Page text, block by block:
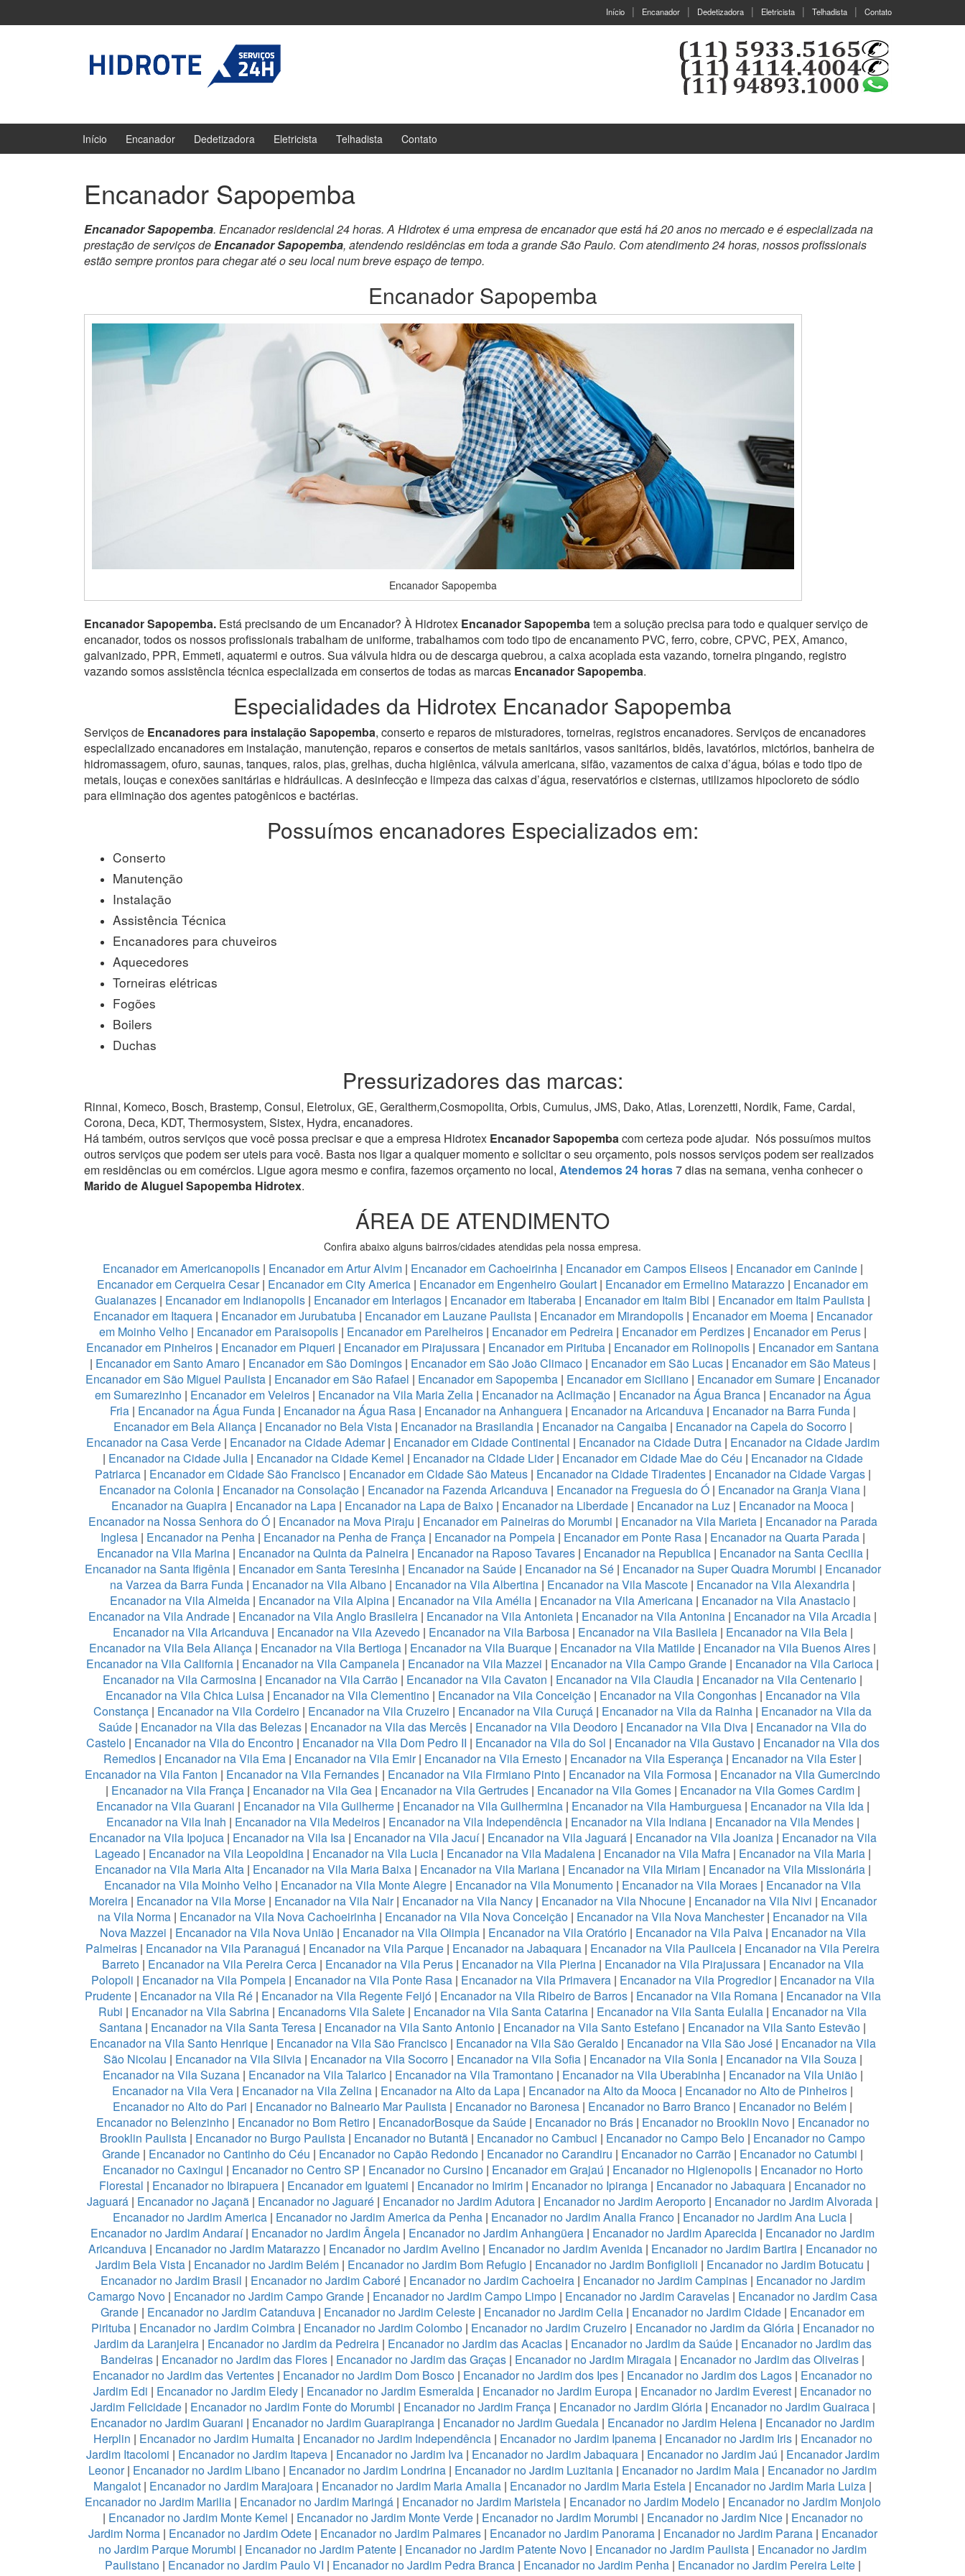
Início Encanador Dedetizadora Eletricista Telhadista Contato
Início Encanador Dedetizadora Eletricista Telhadista Contato
Encanador Sapopemba
Encanador Sapopemba. Encanador residencial 24 horas. A Hidrotex é uma empresa de encanador que está há 20 anos no mercado e é especializada na
prestação de serviços deEncanador Sapopemba, atendendo residências em toda a grande São Paulo. Com atendimento 24 horas, nossos profissionais
estão sempre prontos para chegar até o seu local num breve espaço de tempo.
Encanador Sapopemba
Encanador Sapopemba
Encanador Sapopemba. Está precisando de um Encanador? À Hidrotex Encanador Sapopembatem a solução precisa para todo e qualquer serviço de
encanador, todos os nossos profissionais trabalham de uniforme, trabalhamos com todo tipo de encanamento PVC, ferro, cobre, CPVC, PEX, Amanco,
galvanizado, PPR, Emmeti, aquatermi e outros. Sua válvula hidra ou de descarga quebrou, a caixa acoplada esta vazando, torneira pingando, registro
vazando somos assistência técnica especializada em consertos de todas as marcas Encanador Sapopemba.
Especialidades da Hidrotex Encanador Sapopemba
Serviços de Encanadores para instalação Sapopemba, conserto e reparos de misturadores, torneiras, registros encanadores. Serviços de encanadores
especializado encanadores em instalação, manutenção, reparos e consertos de metais sanitários, vasos sanitários, bidês, lavatórios, mictórios, banheira de
hidromassagem, ofuro, saunas, tanques, ralos, pias, grelhas, ducha higiênica, válvula americana, sifão, vazamentos de caixa d’água, bóias e todo tipo de
metais, louças e conexões sanitárias e hidráulicas. A desinfecção e limpeza das caixas d’água, reservatórios e cisternas, utilizamos hipocloreto de sódio
para eliminação dos agentes patogênicos e bactérias.
Possuímos encanadores Especializados em:
Conserto
Manutenção
Instalação
Assistência Técnica
Encanadores para chuveiros
Aquecedores
Torneiras elétricas
Fogões
Boilers
Duchas
Pressurizadores das marcas:
Rinnai, Komeco, Bosch, Brastemp, Consul, Eletrolux, GE, Geraltherm,Cosmopolita, Orbis, Cumulus, JMS, Dako, Atlas, Lorenzetti, Nordik, Fame, Cardal,
Corona, Deca, KDT, Thermosystem, Sistex, Hydra, encanadores.
Há também, outros serviços que você possa precisar e que a empresa Hidrotex Encanador Sapopembacom certeza pode ajudar. Nós possuímos muitos
outros serviços que podem ser uteis para você. Basta nos ligar a qualquer momento e solicitar o seu orçamento, pois nossos serviços podem ser realizados
em residências ou em comércios. Ligue agora mesmo e confira, fazemos orçamento no local, Atendemos 24 horas7 dias na semana, venha conhecer o
Marido de Aluguel Sapopemba Hidrotex.
ÁREA DE ATENDIMENTO
Confira abaixo alguns bairros/cidades atendidas pela nossa empresa.
Encanador em Americanopolis | Encanador em Artur Alvim | Encanador em Cachoeirinha| Encanador em Campos Eliseos | Encanador em Caninde|
Encanador em Cerqueira Cesar| Encanador em City America | Encanador em Engenheiro Goulart | Encanador em Ermelino Matarazzo | Encanador em
Guaianazes | Encanador em Indianopolis | Encanador em Interlagos | Encanador em Itaberaba | Encanador em Itaim Bibi | Encanador em Itaim Paulista |
Encanador em Itaquera| Encanador em Jurubatuba| Encanador em Lauzane Paulista | Encanador em Mirandopolis| Encanador em Moema| Encanador
em Moinho Velho | Encanador em Paraisopolis| Encanador em Parelheiros| Encanador em Pedreira| Encanador em Perdizes| Encanador em Perus|
Encanador em Pinheiros | Encanador em Piqueri | Encanador em Pirajussara | Encanador em Pirituba | Encanador em Rolinopolis | Encanador em Santana
| Encanador em Santo Amaro| Encanador em São Domingos| Encanador em São João Climaco| Encanador em São Lucas| Encanador em São Mateus |
Encanador em São Miguel Paulista | Encanador em São Rafael | Encanador em Sapopemba | Encanador em Siciliano | Encanador em Sumare | Encanador
em Sumarezinho| Encanador em Veleiros| Encanador na Vila Maria Zelia| Encanador na Aclimação| Encanador na Água Branca| Encanador na Água
Fria| Encanador na Água Funda| Encanador na Água Rasa | Encanador na Anhanguera| Encanador na Aricanduva| Encanador na Barra Funda |
Encanador em Bela Aliança | Encanador no Bela Vista| Encanador na Brasilandia| Encanador na Cangaiba| Encanador na Capela do Socorro |
Encanador na Casa Verde| Encanador na Cidade Ademar| Encanador em Cidade Continental | Encanador na Cidade Dutra | Encanador na Cidade Jardim
| Encanador na Cidade Julia | Encanador na Cidade Kemel | Encanador na Cidade Lider| Encanador em Cidade Mae do Céu | Encanador na Cidade
Patriarca| Encanador em Cidade São Francisco | Encanador em Cidade São Mateus| Encanador na Cidade Tiradentes| Encanador na Cidade Vargas |
Encanador na Colonia | Encanador na Consolação | Encanador na Fazenda Aricanduva | Encanador na Freguesia do Ó | Encanador na Granja Viana |
Encanador na Guapira | Encanador na Lapa | Encanador na Lapa de Baixo | Encanador na Liberdade | Encanador na Luz | Encanador na Mooca |
Encanador na Nossa Senhora do Ó| Encanador na Mova Piraju | Encanador em Paineiras do Morumbi | Encanador na Vila Marieta| Encanador na Parada
Inglesa | Encanador na Penha| Encanador na Penha de França | Encanador na Pompeia| Encanador em Ponte Rasa| Encanador na Quarta Parada|
Encanador na Vila Marina| Encanador na Quinta da Paineira| Encanador na Raposo Tavares| Encanador na Republica| Encanador na Santa Cecilia|
Encanador na Santa Ifigênia | Encanador em Santa Teresinha| Encanador na Saúde| Encanador na Sé| Encanador na Super Quadra Morumbi | Encanador
na Varzea da Barra Funda | Encanador na Vila Albano | Encanador na Vila Albertina | Encanador na Vila Mascote | Encanador na Vila Alexandria |
Encanador na Vila Almeida | Encanador na Vila Alpina | Encanador na Vila Amélia | Encanador na Vila Americana| Encanador na Vila Anastacio|
Encanador na Vila Andrade | Encanador na Vila Anglo Brasileira | Encanador na Vila Antonieta | Encanador na Vila Antonina | Encanador na Vila Arcadia |
Encanador na Vila Aricanduva| Encanador na Vila Azevedo| Encanador na Vila Barbosa| Encanador na Vila Basileia| Encanador na Vila Bela|
Encanador na Vila Bela Aliança | Encanador na Vila Bertioga | Encanador na Vila Buarque | Encanador na Vila Matilde | Encanador na Vila Buenos Aires |
Encanador na Vila California | Encanador na Vila Campanela | Encanador na Vila Mazzei | Encanador na Vila Campo Grande | Encanador na Vila Carioca |
Encanador na Vila Carmosina | Encanador na Vila Carrão | Encanador na Vila Cavaton | Encanador na Vila Claudia | Encanador na Vila Centenario |
Encanador na Vila Chica Luisa | Encanador na Vila Clementino| Encanador na Vila Conceição| Encanador na Vila Congonhas| Encanador na Vila
Constança | Encanador na Vila Cordeiro | Encanador na Vila Cruzeiro | Encanador na Vila Curuçá | Encanador na Vila da Rainha | Encanador na Vila da
Saúde | Encanador na Vila das Belezas | Encanador na Vila das Mercês | Encanador na Vila Deodoro | Encanador na Vila Diva | Encanador na Vila do
Castelo| Encanador na Vila do Encontro| Encanador na Vila Dom Pedro II | Encanador na Vila do Sol | Encanador na Vila Gustavo| Encanador na Vila dos
Remedios | Encanador na Vila Ema | Encanador na Vila Emir| Encanador na Vila Ernesto | Encanador na Vila Esperança | Encanador na Vila Ester|
Encanador na Vila Fanton | Encanador na Vila Fernandes | Encanador na Vila Firmiano Pinto | Encanador na Vila Formosa | Encanador na Vila Gumercindo
| Encanador na Vila França| Encanador na Vila Gea| Encanador na Vila Gertrudes| Encanador na Vila Gomes| Encanador na Vila Gomes Cardim|
Encanador na Vila Guarani | Encanador na Vila Guilherme| Encanador na Vila Guilhermina| Encanador na Vila Hamburguesa| Encanador na Vila Ida|
Encanador na Vila Inah | Encanador na Vila Medeiros| Encanador na Vila Independência| Encanador na Vila Indiana| Encanador na Vila Mendes|
Encanador na Vila Ipojuca| Encanador na Vila Isa| Encanador na Vila Jacuí| Encanador na Vila Jaguará| Encanador na Vila Joaniza| Encanador na Vila
Lageado| Encanador na Vila Leopoldina| Encanador na Vila Lucia| Encanador na Vila Madalena| Encanador na Vila Mafra | Encanador na Vila Maria|
Encanador na Vila Maria Alta| Encanador na Vila Maria Baixa| Encanador na Vila Mariana| Encanador na Vila Miriam| Encanador na Vila Missionária|
Encanador na Vila Moinho Velho | Encanador na Vila Monte Alegre | Encanador na Vila Monumento | Encanador na Vila Moraes | Encanador na Vila
Moreira| Encanador na Vila Morse| Encanador na Vila Nair| Encanador na Vila Nancy| Encanador na Vila Nhocune| Encanador na Vila Nivi | Encanador
na Vila Norma | Encanador na Vila Nova Cachoeirinha | Encanador na Vila Nova Conceição | Encanador na Vila Nova Manchester| Encanador na Vila
Nova Mazzei | Encanador na Vila Nova União| Encanador na Vila Olimpia| Encanador na Vila Oratório| Encanador na Vila Paiva| Encanador na Vila
Palmeiras | Encanador na Vila Paranaguá | Encanador na Vila Parque | Encanador na Jabaquara | Encanador na Vila Pauliceia | Encanador na Vila Pereira
Barreto| Encanador na Vila Pereira Cerca| Encanador na Vila Perus| Encanador na Vila Pierina| Encanador na Vila Pirajussara| Encanador na Vila
Polopoli | Encanador na Vila Pompeia| Encanador na Vila Ponte Rasa| Encanador na Vila Primavera| Encanador na Vila Progredior| Encanador na Vila
Prudente| Encanador na Vila Ré| Encanador na Vila Regente Feijó| Encanador na Vila Ribeiro de Barros| Encanador na Vila Romana| Encanador na Vila
Rubi | Encanador na Vila Sabrina | Encanadorns Vila Salete | Encanador na Vila Santa Catarina | Encanador na Vila Santa Eulalia | Encanador na Vila
Santana | Encanador na Vila Santa Teresa | Encanador na Vila Santo Antonio | Encanador na Vila Santo Estefano | Encanador na Vila Santo Estevão |
Encanador na Vila Santo Henrique| Encanador na Vila São Francisco| Encanador na Vila São Geraldo| Encanador na Vila São José| Encanador na Vila
São Nicolau | Encanador na Vila Silvia| Encanador na Vila Socorro| Encanador na Vila Sofia| Encanador na Vila Sonia| Encanador na Vila Souza|
Encanador na Vila Suzana| Encanador na Vila Talarico| Encanador na Vila Tramontano| Encanador na Vila Uberabinha| Encanador na Vila União|
Encanador na Vila Vera | Encanador na Vila Zelina | Encanador na Alto da Lapa | Encanador na Alto da Mooca | Encanador no Alto de Pinheiros |
Encanador no Alto do Pari | Encanador no Balneario Mar Paulista | Encanador no Baronesa | Encanador no Barro Branco | Encanador no Belém |
Encanador no Belenzinho| Encanador no Bom Retiro| EncanadorBosque da Saúde| Encanador no Brás| Encanador no Brooklin Novo| Encanador no
Brooklin Paulista | Encanador no Burgo Paulista | Encanador no Butantã | Encanador no Cambuci | Encanador no Campo Belo | Encanador no Campo
Grande | Encanador no Cantinho do Céu | Encanador no Capão Redondo | Encanador no Carandiru | Encanador no Carrão | Encanador no Catumbi |
Encanador no Caxingui | Encanador no Centro SP | Encanador no Cursino| Encanador em Grajaú | Encanador no Higienopolis| Encanador no Horto
Florestal | Encanador no Ibirapuera | Encanador em Iguatemi | Encanador no Imirim | Encanador no Ipiranga | Encanador no Jabaquara | Encanador no
Jaguará | Encanador no Jaçanã | Encanador no Jaguaré | Encanador no Jardim Adutora | Encanador no Jardim Aeroporto | Encanador no Jardim Alvorada |
Encanador no Jardim America | Encanador no Jardim America da Penha | Encanador no Jardim Analia Franco | Encanador no Jardim Ana Lucia |
Encanador no Jardim Andaraí| Encanador no Jardim Ângela | Encanador no Jardim Anhangüera | Encanador no Jardim Aparecida | Encanador no Jardim
Aricanduva| Encanador no Jardim Matarazzo| Encanador no Jardim Avelino| Encanador no Jardim Avenida| Encanador no Jardim Bartira| Encanador no
Jardim Bela Vista | Encanador no Jardim Belém | Encanador no Jardim Bom Refugio | Encanador no Jardim Bonfiglioli | Encanador no Jardim Botucatu |
Encanador no Jardim Brasil | Encanador no Jardim Caboré| Encanador no Jardim Cachoeira| Encanador no Jardim Campinas| Encanador no Jardim
Camargo Novo | Encanador no Jardim Campo Grande | Encanador no Jardim Campo Limpo | Encanador no Jardim Caravelas | Encanador no Jardim Casa
Grande | Encanador no Jardim Catanduva | Encanador no Jardim Celeste | Encanador no Jardim Celia | Encanador no Jardim Cidade | Encanador em
Pirituba| Encanador no Jardim Coimbra| Encanador no Jardim Colombo| Encanador no Jardim Cruzeiro| Encanador no Jardim da Glória| Encanador no
Jardim da Laranjeira| Encanador no Jardim da Pedreira| Encanador no Jardim das Acacias| Encanador no Jardim da Saúde| Encanador no Jardim das
Bandeiras | Encanador no Jardim das Flores | Encanador no Jardim das Graças | Encanador no Jardim Miragaia | Encanador no Jardim das Oliveiras |
Encanador no Jardim das Vertentes | Encanador no Jardim Dom Bosco | Encanador no Jardim dos Ipes | Encanador no Jardim dos Lagos | Encanador no
Jardim Edi | Encanador no Jardim Eledy | Encanador no Jardim Esmeralda | Encanador no Jardim Europa | Encanador no Jardim Everest | Encanador no
Jardim Felicidade| Encanador no Jardim Fonte do Morumbi | Encanador no Jardim França| Encanador no Jardim Glória| Encanador no Jardim Guairaca|
Encanador no Jardim Guarani | Encanador no Jardim Guarapiranga | Encanador no Jardim Guedala | Encanador no Jardim Helena | Encanador no Jardim
Herplin | Encanador no Jardim Humaita| Encanador no Jardim Independência| Encanador no Jardim Ipanema| Encanador no Jardim Iris| Encanador no
Jardim Itacolomi | Encanador no Jardim Itapeva| Encanador no Jardim Iva| Encanador no Jardim Jabaquara| Encanador no Jardim Jaú | Encanador Jardim
Leonor| Encanador no Jardim Libano | Encanador no Jardim Londrina | Encanador no Jardim Luzitania | Encanador no Jardim Maia | Encanador no Jardim
Mangalot | Encanador no Jardim Marajoara | Encanador no Jardim Maria Amalia | Encanador no Jardim Maria Estela | Encanador no Jardim Maria Luiza |
Encanador no Jardim Marilia| Encanador no Jardim Maringá| Encanador no Jardim Maristela| Encanador no Jardim Modelo| Encanador no Jardim Monjolo
| Encanador no Jardim Monte Kemel | Encanador no Jardim Monte Verde| Encanador no Jardim Morumbi | Encanador no Jardim Nice| Encanador no
Jardim Norma| Encanador no Jardim Odete| Encanador no Jardim Palmares| Encanador no Jardim Panorama| Encanador no Jardim Parana| Encanador
no Jardim Parque Morumbi | Encanador no Jardim Patente | Encanador no Jardim Patente Novo | Encanador no Jardim Paulista | Encanador no Jardim
Paulistano| Encanador no Jardim Paulo VI | Encanador no Jardim Pedra Branca| Encanador no Jardim Penha| Encanador no Jardim Pereira Leite|